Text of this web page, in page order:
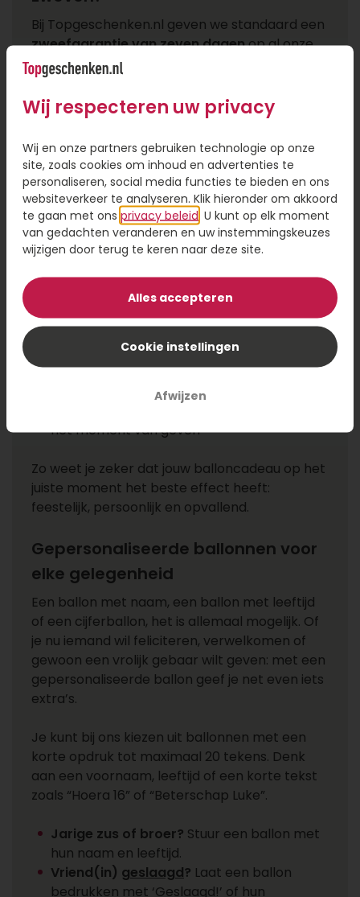
Bij Topgeschenken.nl geven we standaard een
zweefgarantie van zeven dagenop al onze
heliumballonnen. Dat betekent dat jouw
cadeau minimaal een week blijft zweven nadat
het is bezorgd.
Onze ballonnen worden gevuld met helium en
verzonden in een stevige doos. Zodra de
ontvanger deze opent, zweeft de ballon
vanzelf omhoog. Geen gedoe met opblazen of
vullen: het cadeau is direct klaar voor gebruik.
Een paar dingen die helpen om de ballon zo
lang mogelijk mooi te houden:
Zet de ballon niet pal in de zon of bij een
Plaats de ballon op een plek op
kamertemperatuur
Vermijd scherpe voorwerpen in de buurt
het moment van geven
Zo weet je zeker dat jouw balloncadeau op het
juiste moment het beste effect heeft:
feestelijk, persoonlijk en opvallend.
Gepersonaliseerde ballonnen voor
elke gelegenheid
Een ballon met naam, een ballon met leeftijd
of een cijferballon, het is allemaal mogelijk. Of
je nu iemand wil feliciteren, verwelkomen of
gewoon een vrolijk gebaar wilt geven: met een
gepersonaliseerde ballon geef je net even iets
extra’s.
Je kunt bij ons kiezen uit ballonnen met een
korte opdruk tot maximaal 20 tekens. Denk
aan een voornaam, leeftijd of een korte tekst
zoals “Hoera 16” of “Beterschap Luke”.
Jarige zus of broer? Stuur een ballon met
hun naam en leeftijd.
Vriend(in) geslaagd? Laat een ballon
bedrukken met ‘Geslaagd!’ of hun
Wij respecteren uw privacy
Wij en onze partners gebruiken technologie op onze
site, zoals cookies om inhoud en advertenties te
personaliseren, social media functies te bieden en ons
websiteverkeer te analyseren. Klik hieronder om akkoord
te gaan met ons privacy beleid . U kunt op elk moment
van gedachten veranderen en uw instemmingskeuzes
wijzigen door terug te keren naar deze site.
Alles accepteren
Cookie instellingen
Afwijzen